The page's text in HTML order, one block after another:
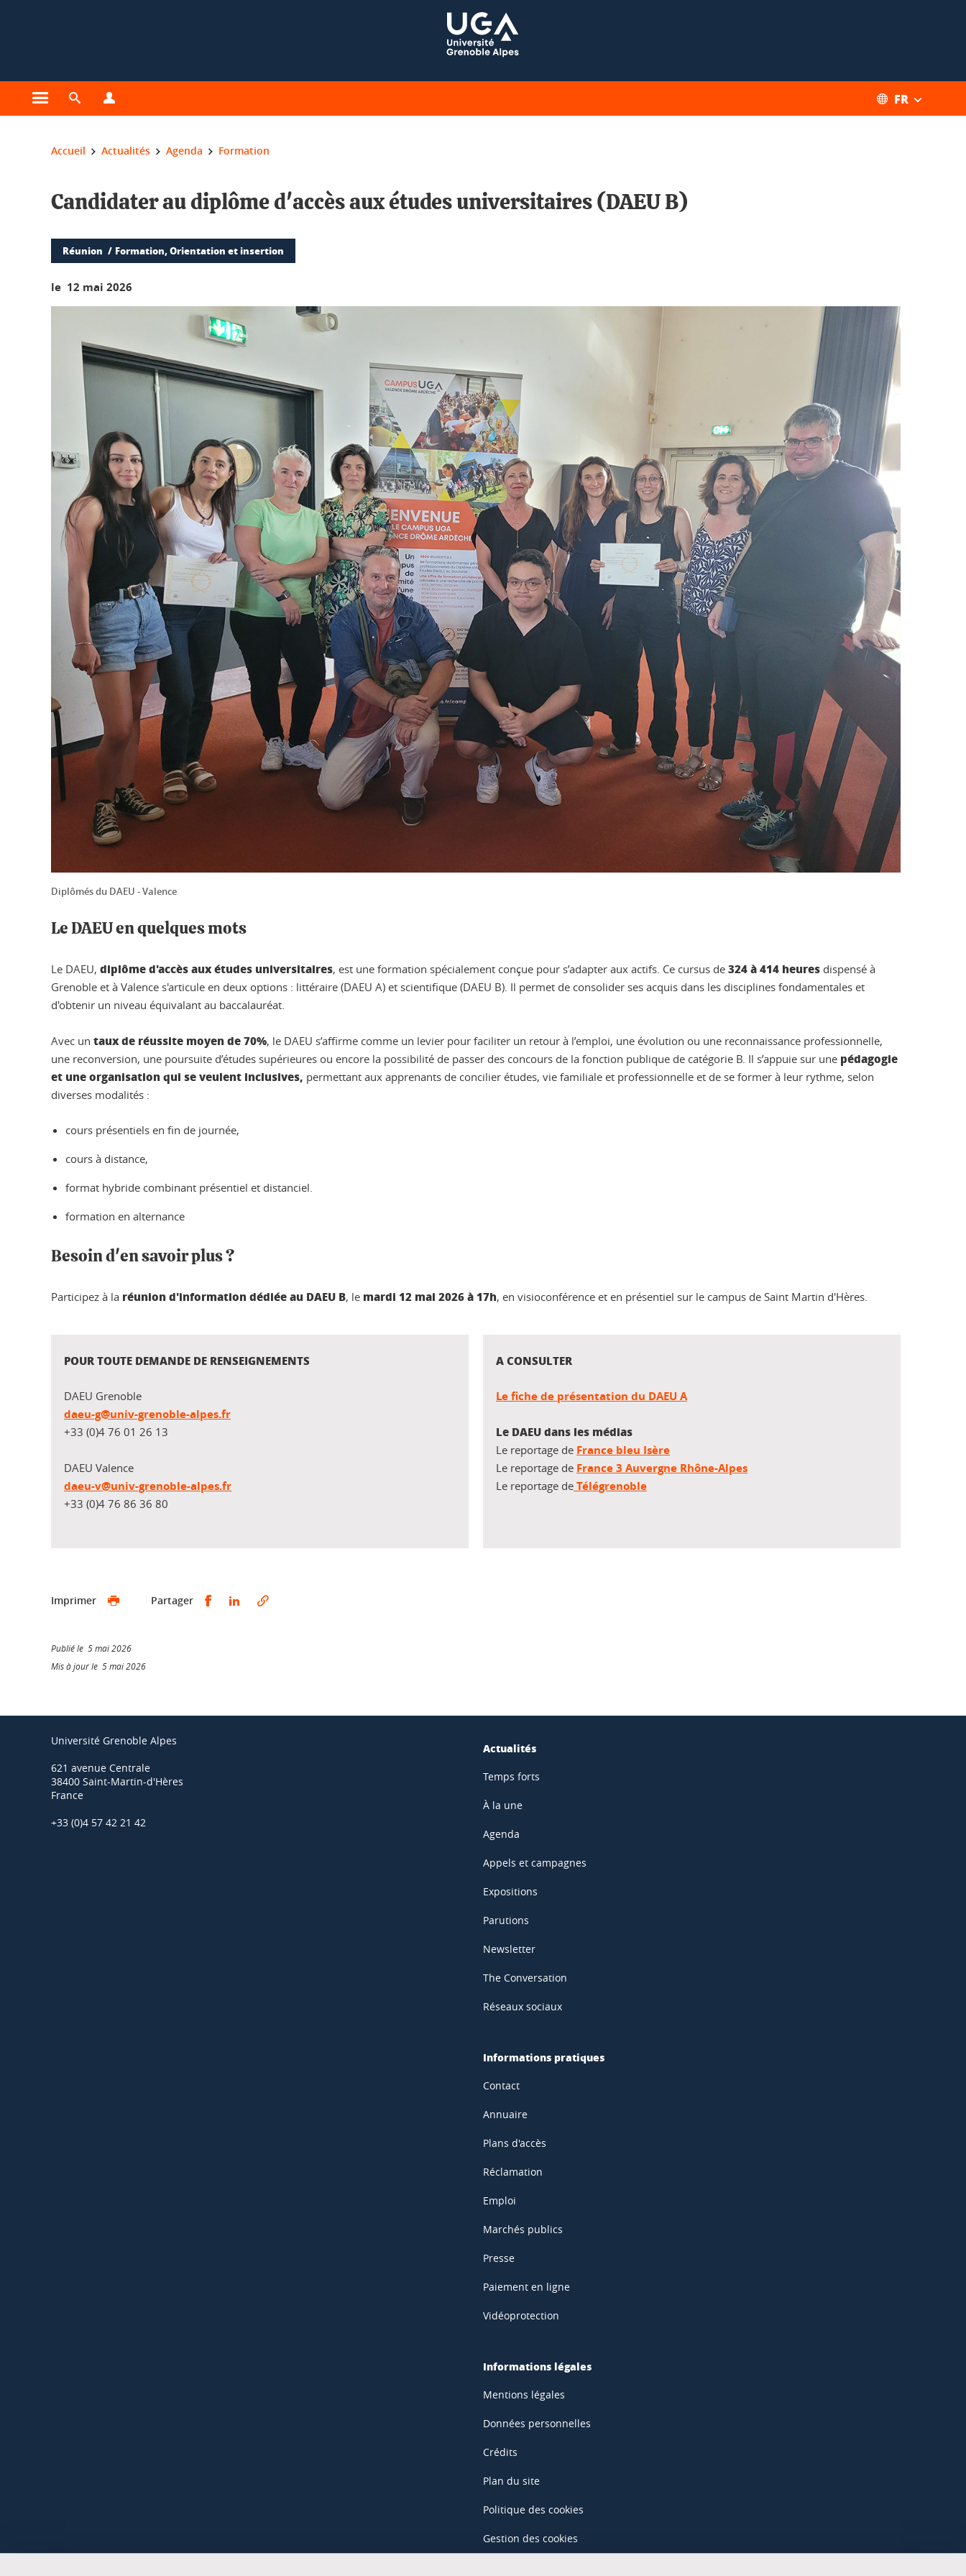
Ouvrir le menu principal
Ouvrir le moteur de recherche FR
Vous êtes ici :
Accueil Actualités Agenda Formation
Candidater au diplôme d'accès aux études universitaires (DAEU B)
Réunion Formation, Orientation et insertion
le 12 mai 2026
Diplômés du DAEU - Valence
Le DAEU en quelques mots
Le DAEU, diplôme d'accès aux études universitaires, est une formation spécialement conçue pour s’adapter aux actifs. Ce cursus de 324 à 414 heures dispensé à
Grenoble et à Valence s'articule en deux options : littéraire (DAEU A) et scientifique (DAEU B). Il permet de consolider ses acquis dans les disciplines fondamentales et
d'obtenir un niveau équivalant au baccalauréat.
Avec un taux de réussite moyen de 70%, le DAEU s’affirme comme un levier pour faciliter un retour à l’emploi, une évolution ou une reconnaissance professionnelle,
une reconversion, une poursuite d’études supérieures ou encore la possibilité de passer des concours de la fonction publique de catégorie B. Il s’appuie sur une pédagogie
et une organisation qui se veulent inclusives, permettant aux apprenants de concilier études, vie familiale et professionnelle et de se former à leur rythme, selon
diverses modalités :
cours présentiels en fin de journée,
cours à distance,
format hybride combinant présentiel et distanciel.
formation en alternance
Besoin d'en savoir plus ?
Participez à la réunion d'information dédiée au DAEU B, le mardi 12 mai 2026 à 17h, en visioconférence et en présentiel sur le campus de Saint Martin d'Hères.
POUR TOUTE DEMANDE DE RENSEIGNEMENTS
DAEU Grenoble
daeu-g@univ-grenoble-alpes.fr
+33 (0)4 76 01 26 13
DAEU Valence
daeu-v@univ-grenoble-alpes.fr
+33 (0)4 76 86 36 80
A CONSULTER
Le fiche de présentation du DAEU A
Le DAEU dans les médias
Le reportage de France bleu Isère
Le reportage de France 3 Auvergne Rhône-Alpes
Le reportage de Télégrenoble
Imprimer Partager Partager sur Facebook
Partager sur LinkedIn
Publié le 5 mai 2026
Mis à jour le 5 mai 2026
Université Grenoble Alpes
621 avenue Centrale
38400 Saint-Martin-d'Hères
France
+33 (0)4 57 42 21 42
Actualités
Temps forts
À la une
Agenda
Appels et campagnes
Expositions
Parutions
Newsletter
The Conversation
Réseaux sociaux
Informations pratiques
Contact
Annuaire
Plans d'accès
Réclamation
Emploi
Marchés publics
Presse
Paiement en ligne
Vidéoprotection
Informations légales
Mentions légales
Données personnelles
Crédits
Plan du site
Politique des cookies
Gestion des cookies